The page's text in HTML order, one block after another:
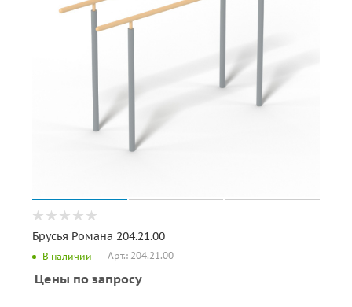
Брусья Романа 204.21.00
В наличии Арт.: 204.21.00
Цены по запросу